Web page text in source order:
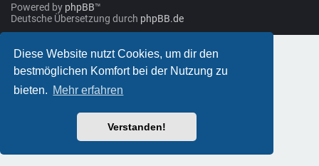
Diese Website nutzt Cookies, um dir den
bestmöglichen Komfort bei der Nutzung zu
bieten. Mehr erfahren
Verstanden!
Powered by phpBB™
Deutsche Übersetzung durch phpBB.de